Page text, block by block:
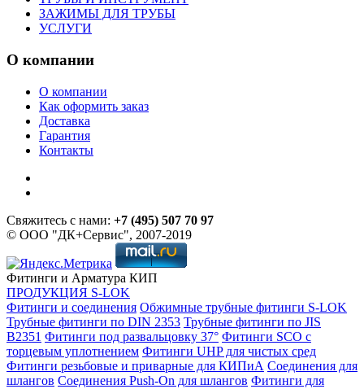
ЗАЖИМЫ ДЛЯ ТРУБЫ
УСЛУГИ
О компании
О компании
Как оформить заказ
Доставка
Гарантия
Контакты
Свяжитесь с нами: +7 (495) 507 70 97
© ООО "ДК+Сервис", 2007-2019
Фитинги и Арматура КИП
ПРОДУКЦИЯ S-LOK
Фитинги и соединения Обжимные трубные фитинги S-LOK
Трубные фитинги по DIN 2353 Трубные фитинги по JIS
B2351 Фитинги под развальцовку 37° Фитинги SCO с
торцевым уплотнением Фитинги UHP для чистых сред
Фитинги резьбовые и приварные для КИПиА Соединения для
шлангов Соединения Push-On для шлангов Фитинги для